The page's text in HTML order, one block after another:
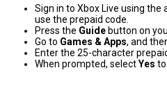
Sign in to Xbox Live using
use the prepaid code.
Press the Guide button on
Go to Games & Apps, and
Enter the 25-character
When prompted, selectYes